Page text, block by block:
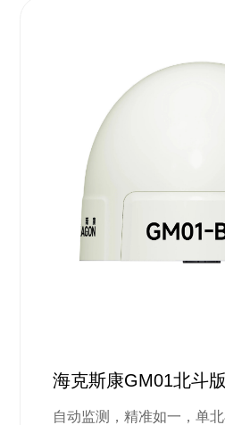
海克斯康GM01北斗
自动监测，精准如一，单